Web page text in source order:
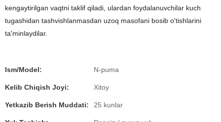
kengaytirilgan vaqtni taklif qiladi, ulardan foydalanuvchilar kuch
tugashidan tashvishlanmasdan uzoq masofani bosib o'tishlarini
ta'minlaydilar.
Ism/Model: N-puma
Kelib Chiqish Joyi: Xitoy
Yetkazib Berish Muddati: 25 kunlar